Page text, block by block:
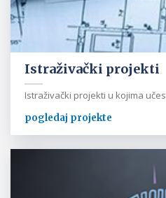
Istraživački projekti
Istraživački projekti u kojima
pogledaj projekte